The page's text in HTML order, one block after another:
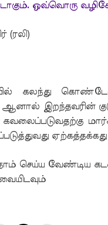
ஒவ்வொரு
(ரலி)
கலந்து
ஆனால் இறந்தவரின்
நாம் செய்ய வேண்டிய